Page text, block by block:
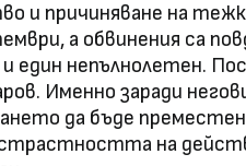
и причиняване на
а обвинения са
един непълнолетен.
Именно заради
да бъде
на